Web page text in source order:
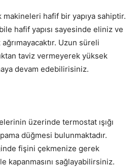
makineleri hafif bir yapıya sahiptir.
hafif yapısı sayesinde eliniz ve
Uzun süreli
taviz vermeyerek yüksek
devam edebilirisiniz.
üzerinde termostat ışığı
düğmesi bulunmaktadır.
fişini çekmenize gerek
kapanmasını sağlayabilirsiniz.